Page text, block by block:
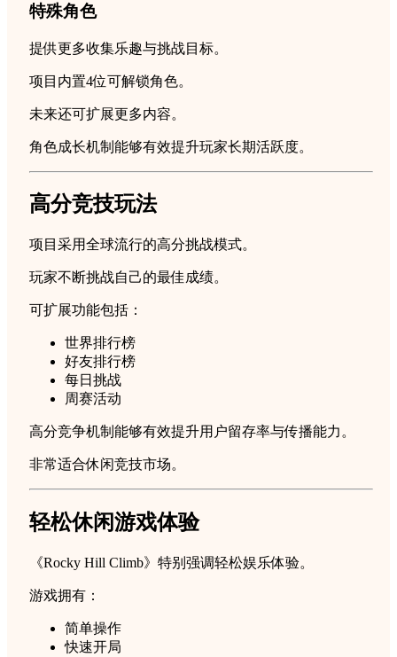
特殊角色
提供更多收集乐趣与挑战目标。
项目内置4位可解锁角色。
未来还可扩展更多内容。
角色成长机制能够有效提升玩家长期活跃度。
高分竞技玩法
项目采用全球流行的高分挑战模式。
玩家不断挑战自己的最佳成绩。
可扩展功能包括：
世界排行榜
好友排行榜
每日挑战
周赛活动
高分竞争机制能够有效提升用户留存率与传播能力。
非常适合休闲竞技市场。
轻松休闲游戏体验
《Rocky Hill Climb》特别强调轻松娱乐体验。
游戏拥有：
简单操作
快速开局